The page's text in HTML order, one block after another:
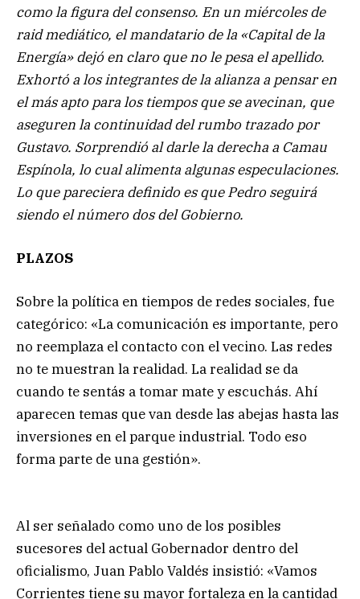
como la figura del consenso. En un miércoles de
raid mediático, el mandatario de la «Capital de la
Energía» dejó en claro que no le pesa el apellido.
Exhortó a los integrantes de la alianza a pensar en
el más apto para los tiempos que se avecinan, que
aseguren la continuidad del rumbo trazado por
Gustavo. Sorprendió al darle la derecha a Camau
Espínola, lo cual alimenta algunas especulaciones.
Lo que pareciera definido es que Pedro seguirá
siendo el número dos del Gobierno.
PLAZOS
Sobre la política en tiempos de redes sociales, fue
categórico: «La comunicación es importante, pero
no reemplaza el contacto con el vecino. Las redes
no te muestran la realidad. La realidad se da
cuando te sentás a tomar mate y escuchás. Ahí
aparecen temas que van desde las abejas hasta las
inversiones en el parque industrial. Todo eso
forma parte de una gestión».
Al ser señalado como uno de los posibles
sucesores del actual Gobernador dentro del
oficialismo, Juan Pablo Valdés insistió: «Vamos
Corrientes tiene su mayor fortaleza en la cantidad